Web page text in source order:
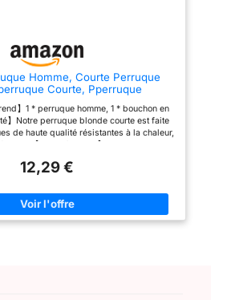
70
de vie
les
au
un
un
une
:
Homme, Courte Perruque
Courte, Pperruque
Perruques Cheveux Courts en
Frange Halloween Cosplay
de Fête Quotidien (Gris)
】1 * perruque homme, 1 * bouchon en
】Notre perruque blonde courte est faite
de haute qualité résistantes à la chaleur,
【Facile à Porter】Nos perruques
impeccable pour votre costume.
Chapeau souple et élastique.
vos familles et amis. 【Occasion】Parfait
déguisements, Halloween, les concerts et
12,29 €